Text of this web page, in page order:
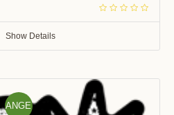
Show Details
ANGE